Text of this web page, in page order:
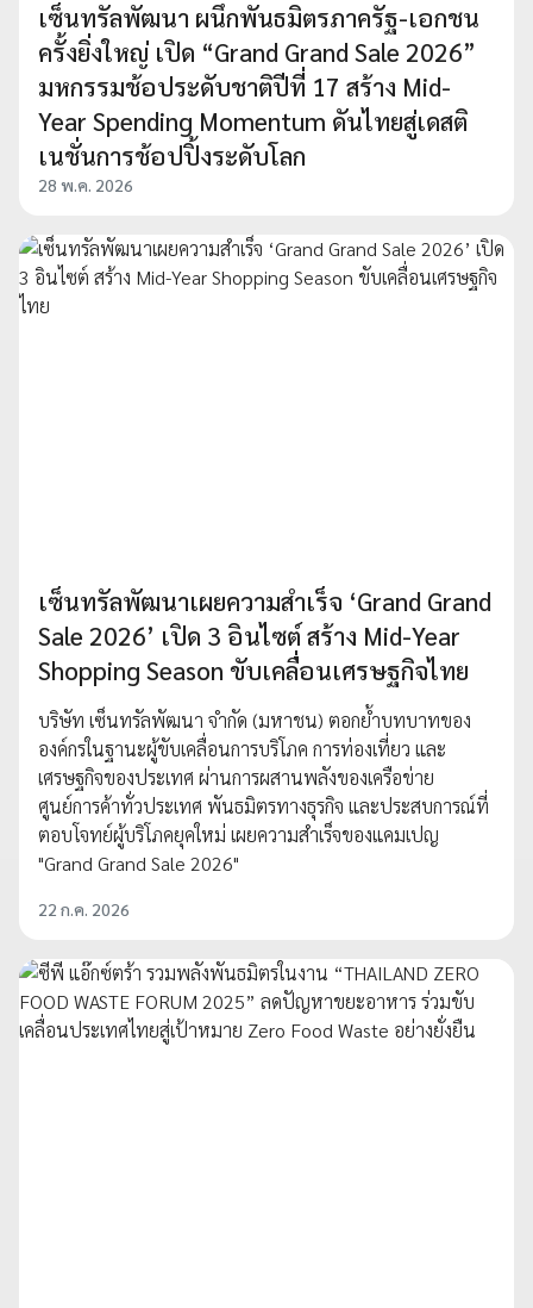
เซ็นทรัลพัฒนา ผนึกพันธมิตรภาครัฐ-เอกชน
ครั้งยิ่งใหญ่ เปิด “Grand Grand Sale 2026”
มหกรรมช้อประดับชาติปีที่ 17 สร้าง Mid-
Year Spending Momentum ดันไทยสู่เดสติ
เนชั่นการช้อปปิ้งระดับโลก
28 พ.ค. 2026
เซ็นทรัลพัฒนาเผยความสำเร็จ ‘Grand Grand
Sale 2026’ เปิด 3 อินไซต์ สร้าง Mid-Year
Shopping Season ขับเคลื่อนเศรษฐกิจไทย
บริษัท เซ็นทรัลพัฒนา จำกัด (มหาชน) ตอกย้ำบทบาทของ
องค์กรในฐานะผู้ขับเคลื่อนการบริโภค การท่องเที่ยว และ
เศรษฐกิจของประเทศ ผ่านการผสานพลังของเครือข่าย
ศูนย์การค้าทั่วประเทศ พันธมิตรทางธุรกิจ และประสบการณ์ที่
ตอบโจทย์ผู้บริโภคยุคใหม่ เผยความสำเร็จของแคมเปญ
"Grand Grand Sale 2026"
22 ก.ค. 2026